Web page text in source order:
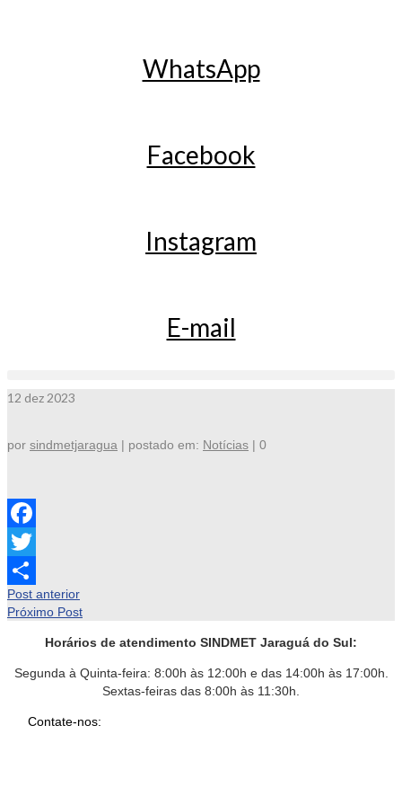
WhatsApp
Facebook
Instagram
E-mail
12 dez 2023
por sindmetjaragua | postado em: Notícias | 0
Facebook
Twitter
Share
Post anterior
Próximo Post
Horários de atendimento SINDMET Jaraguá do Sul:
Segunda à Quinta-feira: 8:00h às 12:00h e das 14:00h às 17:00h.
Sextas-feiras das 8:00h às 11:30h.
Contate-nos: